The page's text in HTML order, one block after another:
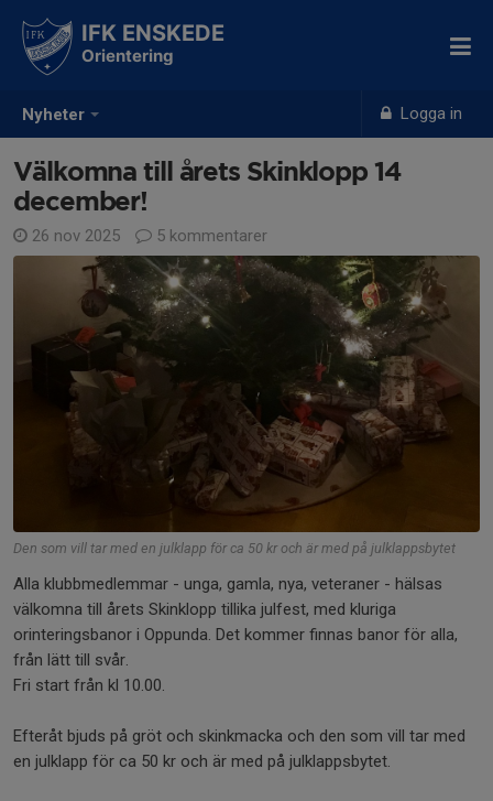
Nyheter Logga in
IFK ENSKEDE
Orientering
Välkomna till årets Skinklopp 14
december!
26 nov 2025 5 kommentarer
Den som vill tar med en julklapp för ca 50 kr och är med på julklappsbytet
Alla klubbmedlemmar - unga, gamla, nya, veteraner - hälsas
välkomna till årets Skinklopp tillika julfest, med kluriga
orinteringsbanor i Oppunda. Det kommer finnas banor för alla,
från lätt till svår.
Fri start från kl 10.00.
Efteråt bjuds på gröt och skinkmacka och den som vill tar med
en julklapp för ca 50 kr och är med på julklappsbytet.